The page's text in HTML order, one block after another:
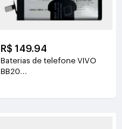
R$ 149.94
Baterias de telefone VIVO
BB20